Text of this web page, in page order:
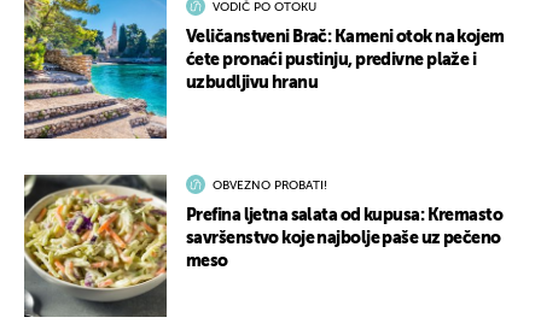
VODIČ PO OTOKU
Veličanstveni Brač: Kameni otok na kojem
ćete pronaći pustinju, predivne plaže i
uzbudljivu hranu
OBVEZNO PROBATI!
Prefina ljetna salata od kupusa: Kremasto
savršenstvo koje najbolje paše uz pečeno
meso